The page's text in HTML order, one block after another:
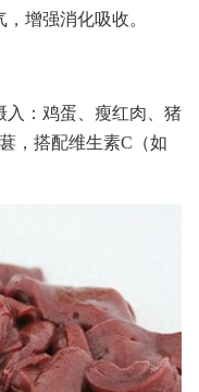
增强消化吸收。
入：鸡蛋、瘦红肉、猪
，搭配维生素C（如